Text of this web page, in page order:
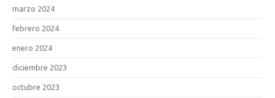
marzo 2024
febrero 2024
enero 2024
diciembre 2023
octubre 2023